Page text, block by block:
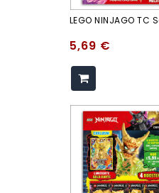
LEGO NINJAGO TC
5,69 €